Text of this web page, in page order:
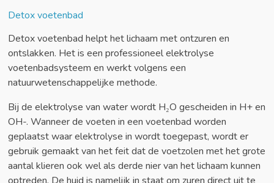
Detox voetenbad
Detox voetenbad helpt het lichaam met ontzuren en
ontslakken. Het is een professioneel elektrolyse
voetenbadsysteem en werkt volgens een
natuurwetenschappelijke methode.
Bij de elektrolyse van water wordt H₂O gescheiden in H+ en
OH-. Wanneer de voeten in een voetenbad worden
geplaatst waar elektrolyse in wordt toegepast, wordt er
gebruik gemaakt van het feit dat de voetzolen met het grote
aantal klieren ook wel als derde nier van het lichaam kunnen